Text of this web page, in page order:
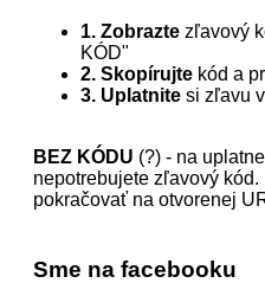
1. Zobrazte zľavový
KÓD"
2. Skopírujte kód a
3. Uplatnite si zľavu
BEZ KÓDU (?) - na
nepotrebujete zľavový
pokračovať na otvorenej
Sme na facebooku